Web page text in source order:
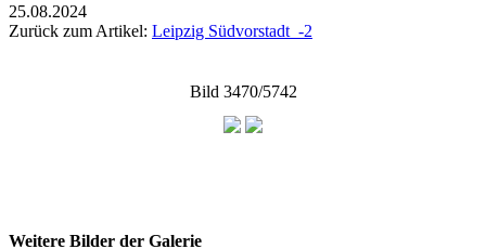
25.08.2024
Zurück zum Artikel: Leipzig Südvorstadt_-2
Bild 3470/5742
Weitere Bilder der Galerie